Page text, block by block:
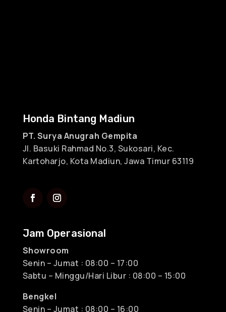
Honda Bintang Madiun
PT. Surya Anugrah Gempita
Jl. Basuki Rahmad No.3, Sukosari, Kec.
Kartoharjo, Kota Madiun, Jawa Timur 63119
Jam Operasional
Showroom
Senin – Jumat : 08:00 – 17:00
Sabtu – Minggu/Hari Libur : 08:00 – 15:00
Bengkel
Senin – Jumat : 08:00 – 16:00